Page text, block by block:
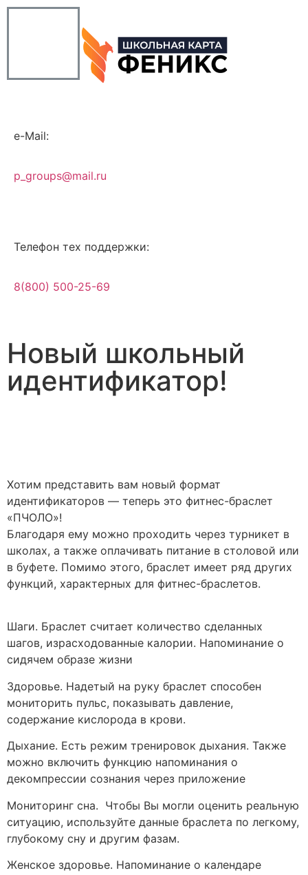
e-Mail:
p_groups@mail.ru
Телефон тех поддержки:
8(800) 500-25-69
Новый школьный
идентификатор!
Хотим представить вам новый формат
идентификаторов — теперь это фитнес-браслет
«ПЧОЛО»!
Благодаря ему можно проходить через турникет в
школах, а также оплачивать питание в столовой или
в буфете. Помимо этого, браслет имеет ряд других
функций, характерных для фитнес-браслетов.
Шаги. Браслет считает количество сделанных
шагов, израсходованные калории. Напоминание о
сидячем образе жизни
Здоровье. Надетый на руку браслет способен
мониторить пульс, показывать давление,
содержание кислорода в крови.
Дыхание. Есть режим тренировок дыхания. Также
можно включить функцию напоминания о
декомпрессии сознания через приложение
Мониторинг сна. Чтобы Вы могли оценить реальную
ситуацию, используйте данные браслета по легкому,
глубокому сну и другим фазам.
Женское здоровье. Напоминание о календаре